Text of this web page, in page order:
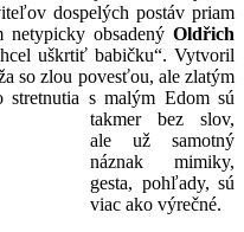
dospelých postáv priam
netypicky obsadený Oldřich
uškrtiť babičku“. Vytvoril
so zlou povesťou, ale zlatým
stretnutia s malým Edom sú
takmer bez slov,
ale už samotný
náznak mimiky,
gesta, pohľady, sú
viac ako výrečné.